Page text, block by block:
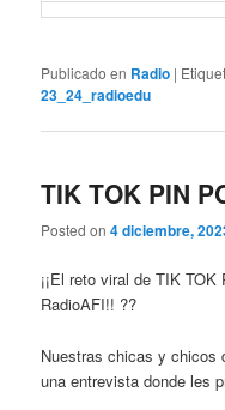
Publicado en Radio |
23_24_radioedu
TIK TOK PIN
Posted on4 diciembre,
¡¡El reto viral de TIK
RadioAFI!! ??
Nuestras chicas y chicos
una entrevista donde les